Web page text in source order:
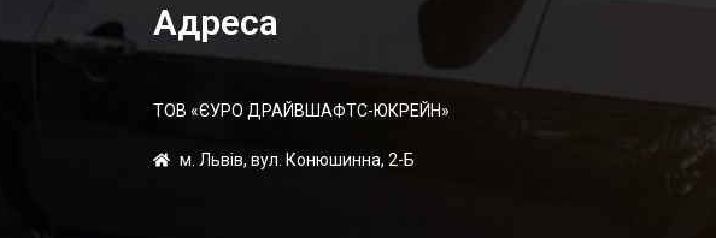
Адреса
ТОВ «ЄУРО ДРАЙВШАФТC-ЮКРЕЙН»
м. Львів, вул. Конюшинна, 2-Б